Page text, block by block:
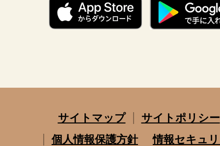
サイトマップ
サイトポリシー
個人情報保護方針
情報セキュ